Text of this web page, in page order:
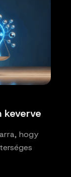
keverve
hogy